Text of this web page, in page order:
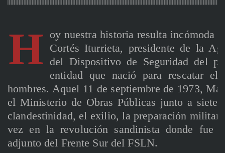
H oy nuestra historia resulta incómoda
Cortés Iturrieta, presidente de la
del Dispositivo de Seguridad del
entidad que nació para rescatar el
hombres. Aquel 11 de septiembre de 1973,
el Ministerio de Obras Públicas junto a siete
clandestinidad, el exilio, la preparación militar
vez en la revolución sandinista donde fue
adjunto del Frente Sur del FSLN.